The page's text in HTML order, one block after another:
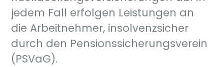
jedem Fall erfolgen Leistungen an
die Arbeitnehmer, insolvenzsicher
durch den Pensionssicherungsverein
(PSVaG).